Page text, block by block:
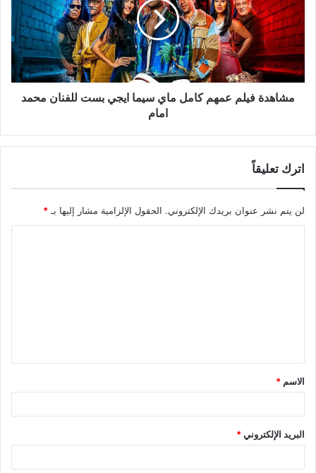
مشاهدة فيلم عمهم كامل ماي سيما ايجي بست للفنان محمد
امام
اترك تعليقاً
لن يتم نشر عنوان بريدك الإلكتروني. الحقول الإلزامية مشار إليها بـ *
الاسم *
البريد الإلكتروني*